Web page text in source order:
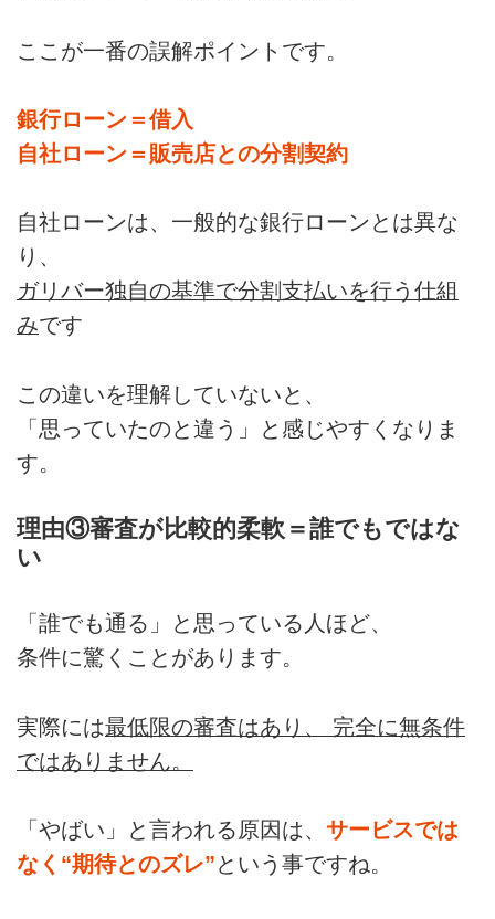
ここが一番の誤解ポイントです。
銀行ローン＝借入
自社ローン＝販売店との分割契約
自社ローンは、一般的な銀行ローンとは異な
り、
ガリバー独自の基準で分割支払いを行う仕組
みです
この違いを理解していないと、
「思っていたのと違う」と感じやすくなりま
す。
理由③審査が比較的柔軟＝誰でもではな
い
「誰でも通る」と思っている人ほど、
条件に驚くことがあります。
実際には最低限の審査はあり、 完全に無条件
ではありません。
「やばい」と言われる原因は、 サービスでは
なく“期待とのズレ”という事ですね。